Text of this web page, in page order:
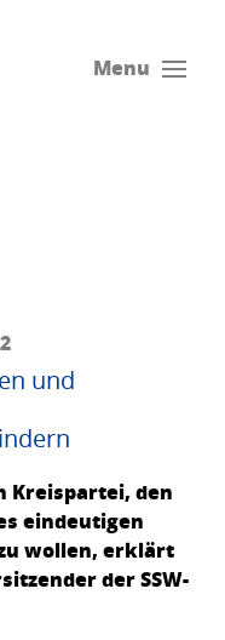
Menu
und
Kreispartei, den
eindeutigen
wollen, erklärt
der SSW-